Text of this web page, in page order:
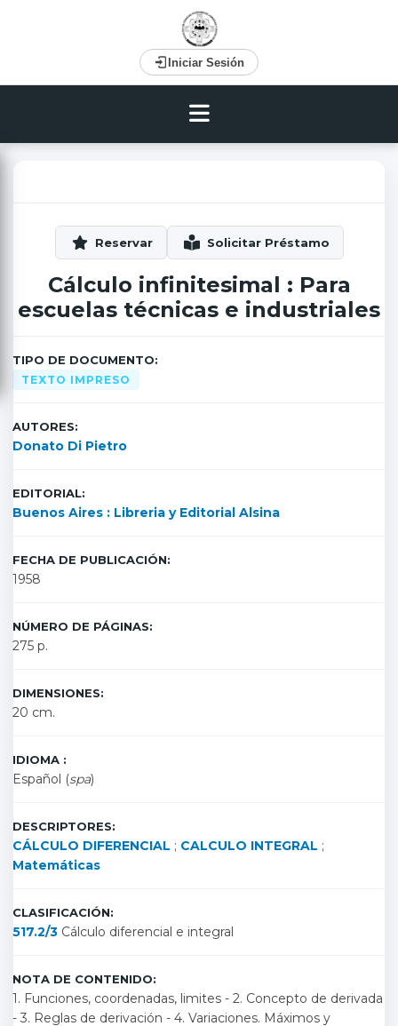
Iniciar Sesión
Cálculo infinitesimal : Para
escuelas técnicas e industriales
TIPO DE DOCUMENTO:
TEXTO IMPRESO
AUTORES:
Donato Di Pietro
EDITORIAL:
Buenos Aires : Libreria y Editorial Alsina
FECHA DE PUBLICACIÓN:
1958
NÚMERO DE PÁGINAS:
275 p.
DIMENSIONES:
20 cm.
IDIOMA :
Español (spa)
DESCRIPTORES:
CÁLCULO DIFERENCIAL ; CALCULO INTEGRAL ;
Matemáticas
CLASIFICACIÓN:
517.2/3 Cálculo diferencial e integral
NOTA DE CONTENIDO:
1. Funciones, coordenadas, limites - 2. Concepto de derivada
- 3. Reglas de derivación - 4. Variaciones. Máximos y